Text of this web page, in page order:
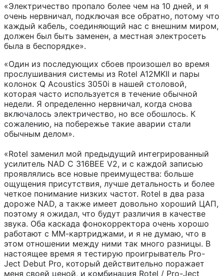
«Электричество пропало более чем на 10 дней, и я
очень нервничал, подключая все обратно, потому что
каждый кабель, соединяющий нас с внешним миром,
должен был быть заменен, а местная электросеть
была в беспорядке».
«Один из последующих сбоев произошел во время
прослушивания системы из Rotel A12MKII и пары
колонок Q Acoustics 3050i в нашей столовой,
которая часто используется в течение обычной
недели. Я определенно нервничал, когда снова
включалось электричество, но все обошлось. К
сожалению, на побережье такие аварии стали
обычным делом».
«Rotel заменил мой предыдущий интегрированный
усилитель NAD C 316BEE V2, и с каждой записью
проявлялись все новые преимущества: больше
ощущения присутствия, лучше детальность и более
четкое понимание низких частот. Rotel в два раза
дороже NAD, а также имеет довольно хороший ЦАП,
поэтому я ожидал, что будут различия в качестве
звука. Оба каскада фонокорректора очень хорошо
работают с ММ-картриджами, и я не думаю, что в
этом отношении между ними так много разницы. В
настоящее время я тестирую проигрыватель Pro-
Ject Debut Pro, который действительно поражает
меня своей ценой, и комбинация Rotel / Pro-Ject